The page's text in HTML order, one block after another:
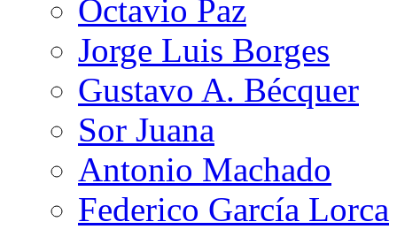
Octavio Paz
Jorge Luis Borges
Gustavo A. Bécquer
Sor Juana
Antonio Machado
Federico García Lorca